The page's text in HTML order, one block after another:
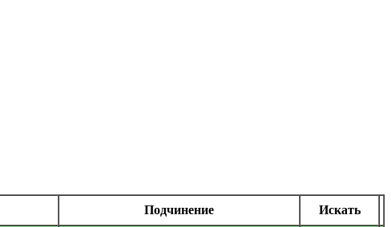
Подчинение
Искать